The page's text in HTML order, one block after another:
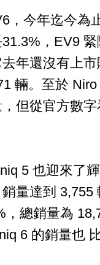
，今年迄今為
，EV9
年還沒有上
輛。至於
但從官方數
5 也迎來了
量達到 3,755
總銷量為
6 的銷量也